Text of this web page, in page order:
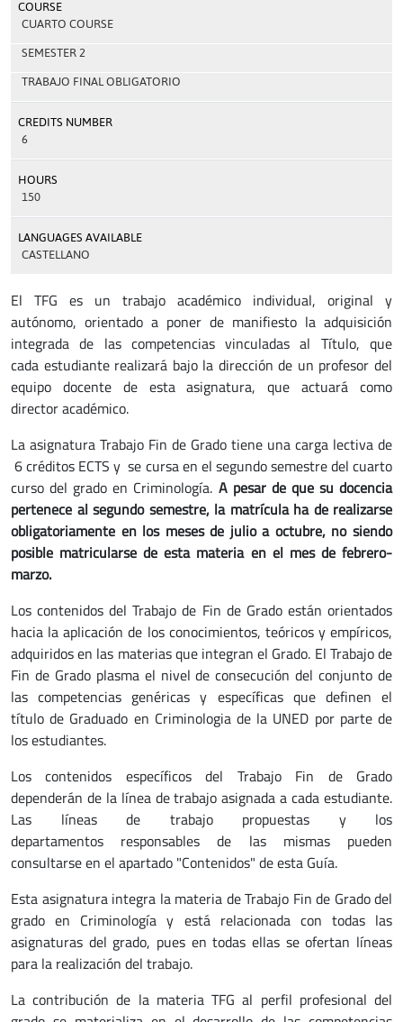
COURSE
CUARTO COURSE
SEMESTER 2
TRABAJO FINAL OBLIGATORIO
CREDITS NUMBER
6
HOURS
150
LANGUAGES AVAILABLE
CASTELLANO
El TFG es un trabajo académico individual, original y
autónomo, orientado a poner de manifiesto la adquisición
integrada de las competencias vinculadas al Título, que
cada estudiante realizará bajo la dirección de un profesor del
equipo docente de esta asignatura, que actuará como
director académico.
La asignatura Trabajo Fin de Grado tiene una carga lectiva de
6 créditos ECTS y se cursa en el segundo semestre del cuarto
curso del grado en Criminología. A pesar de que su docencia
pertenece al segundo semestre, la matrícula ha de realizarse
obligatoriamente en los meses de julio a octubre, no siendo
posible matricularse de esta materia en el mes de febrero-
marzo.
Los contenidos del Trabajo de Fin de Grado están orientados
hacia la aplicación de los conocimientos, teóricos y empíricos,
adquiridos en las materias que integran el Grado. El Trabajo de
Fin de Grado plasma el nivel de consecución del conjunto de
las competencias genéricas y específicas que definen el
título de Graduado en Criminologia de la UNED por parte de
los estudiantes.
Los contenidos específicos del Trabajo Fin de Grado
dependerán de la línea de trabajo asignada a cada estudiante.
Las líneas de trabajo propuestas y los
departamentos responsables de las mismas pueden
consultarse en el apartado "Contenidos" de esta Guía.
Esta asignatura integra la materia de Trabajo Fin de Grado del
grado en Criminología y está relacionada con todas las
asignaturas del grado, pues en todas ellas se ofertan líneas
para la realización del trabajo.
La contribución de la materia TFG al perfil profesional del